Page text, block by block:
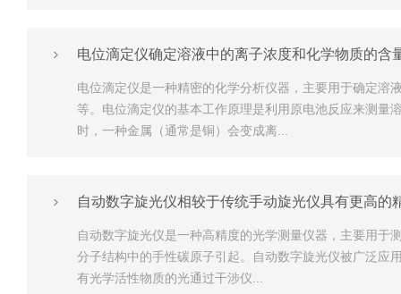
电位滴定仪确定溶液中的离子浓度和化学物质的含
电位滴定仪是一种精密的化学分析仪器，主要用于确定溶
等。电位滴定仪的基本工作原理是利用原电池反应来测量
时，一种金属（通常是铜）会变成离...
自动数字旋光仪相较于传统手动旋光仪具有更高的
自动数字旋光仪是一种高精度的光学测量仪器，主要用
分子结构中的手性碳原子引起。自动数字旋光仪被广泛应
有光学活性物质的光通过干涉仪...